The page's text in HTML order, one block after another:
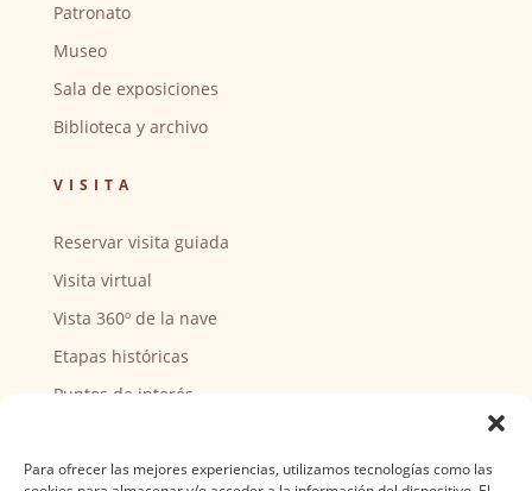
Para ofrecer las mejores experiencias, utilizamos tecnologías como las
Patronato
Museo
Sala de exposiciones
Biblioteca y archivo
VISITA
Reservar visita guiada
Visita virtual
Vista 360º de la nave
Etapas históricas
Puntos de interés